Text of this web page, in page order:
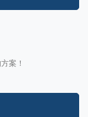
案！